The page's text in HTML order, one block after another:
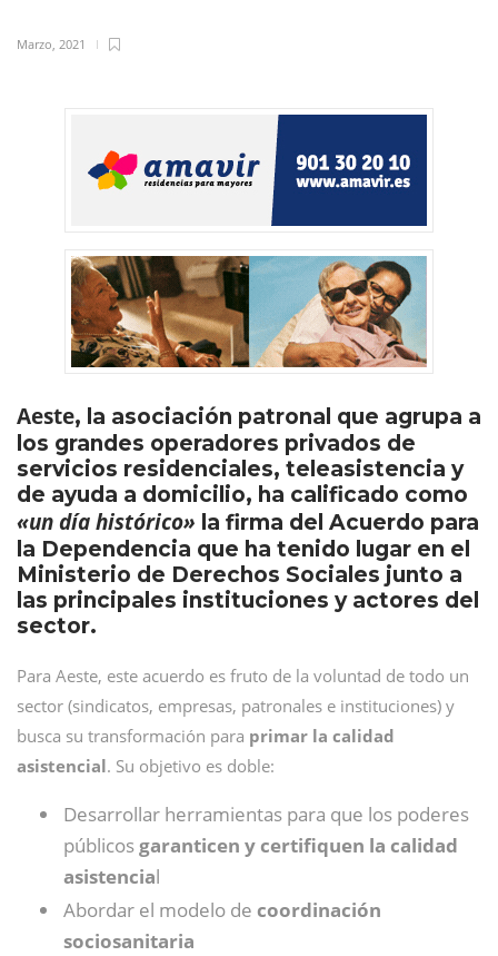
Marzo, 2021
Aeste, la asociación patronal que agrupa a
los grandes operadores privados de
servicios residenciales, teleasistencia y
de ayuda a domicilio, ha calificado como
«un día histórico» la firma del Acuerdo para
la Dependencia que ha tenido lugar en el
Ministerio de Derechos Sociales junto a
las principales instituciones y actores del
sector.
Para Aeste, este acuerdo es fruto de la voluntad de todo un
sector (sindicatos, empresas, patronales e instituciones) y
busca su transformación para primar la calidad
asistencial. Su objetivo es doble:
Desarrollar herramientas para que los poderes
públicos garanticen y certifiquen la calidad
asistencial
Abordar el modelo de coordinación
sociosanitaria